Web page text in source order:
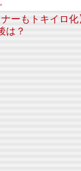
ナーもトキイロ
は？